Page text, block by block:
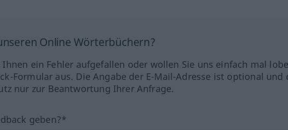
Online Wörterbüchern?
ein Fehler aufgefallen oder wollen Sie uns einfach mal
Formular aus. Die Angabe der E-Mail-Adresse ist optional und
nur zur Beantwortung Ihrer Anfrage.
geben?*